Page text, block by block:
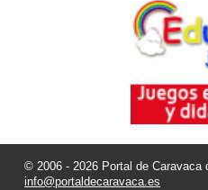
© 2006 - 2026 Portal de Caravaca
info@portaldecaravaca.es